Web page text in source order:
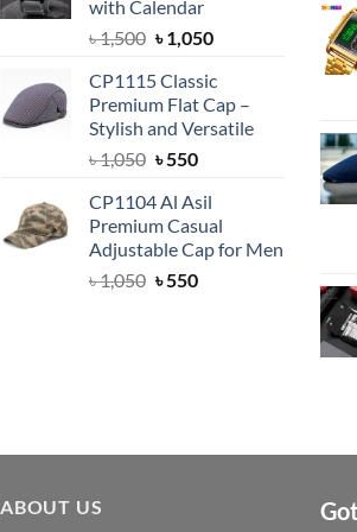
with Calendar
৳1,500 Original
was:
৳ 1,500.
৳1,050Current
is:
৳ 1,050.
CP1115 Classic
Premium Flat Cap –
Stylish and Versatile
৳1,050 Original
was:
৳ 1,050.
৳550Current
is:
৳ 550.
CP1104 Al Asil
Premium Casual
Adjustable Cap for Men
৳1,050 Original
৳550Current
ABOUT US